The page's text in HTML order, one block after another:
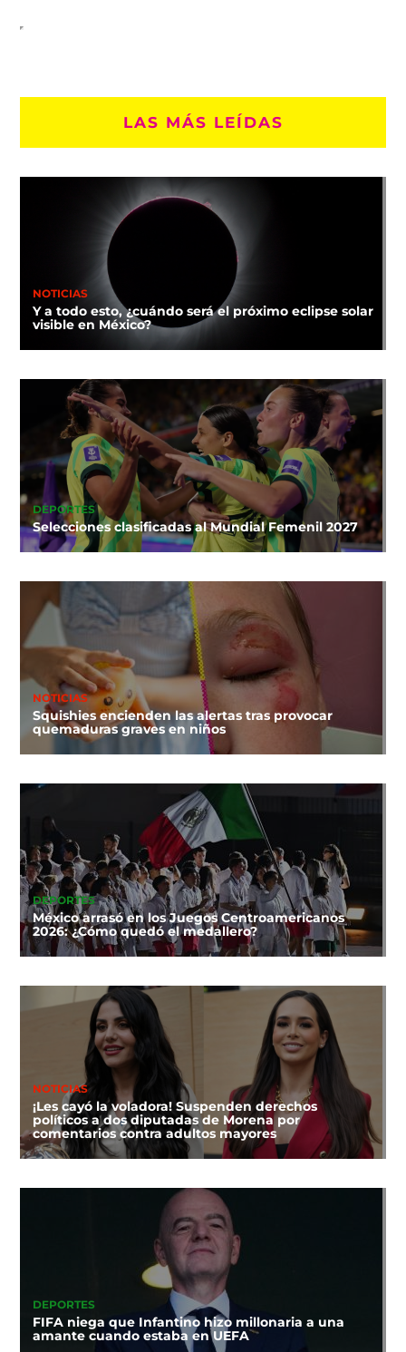
LAS MÁS LEÍDAS
NOTICIAS
Y a todo esto, ¿cuándo será el próximo eclipse solar
visible en México?
DEPORTES
Selecciones clasificadas al Mundial Femenil 2027
NOTICIAS
Squishies encienden las alertas tras provocar
quemaduras graves en niños
DEPORTES
México arrasó en los Juegos Centroamericanos
2026: ¿Cómo quedó el medallero?
NOTICIAS
¡Les cayó la voladora! Suspenden derechos
políticos a dos diputadas de Morena por
comentarios contra adultos mayores
DEPORTES
FIFA niega que Infantino hizo millonaria a una
amante cuando estaba en UEFA